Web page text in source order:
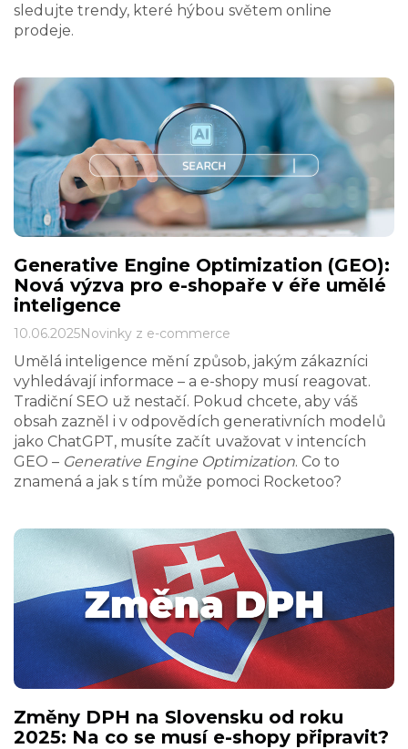
sledujte trendy, které hýbou světem online
prodeje.
Generative Engine Optimization (GEO):
Nová výzva pro e-shopaře v éře umělé
inteligence
10.06.2025Novinky z e-commerce
Umělá inteligence mění způsob, jakým zákazníci
vyhledávají informace – a e-shopy musí reagovat.
Tradiční SEO už nestačí. Pokud chcete, aby váš
obsah zazněl i v odpovědích generativních modelů
jako ChatGPT, musíte začít uvažovat v intencích
GEO – Generative Engine Optimization. Co to
znamená a jak s tím může pomoci Rocketoo?
Změny DPH na Slovensku od roku
2025: Na co se musí e-shopy připravit?